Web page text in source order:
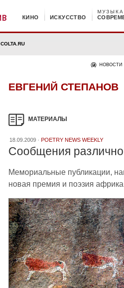
КИНО ИСКУССТВО
МУЗЫКА
COLTA.RU
НОВОСТИ
ЕВГЕНИЙ СТЕПАНОВ
МАТЕРИАЛЫ
18.09.2009 · POETRY NEWS WEEKLY
Сообщения
Мемориальные публикации,
новая премия и поэзия